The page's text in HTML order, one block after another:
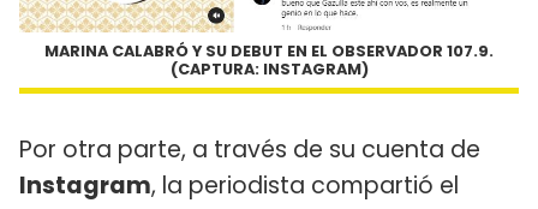
MARINA CALABRÓ Y SU DEBUT EN EL OBSERVADOR 107.9.
(CAPTURA: INSTAGRAM)
Por otra parte, a través de su cuenta de
Instagram, la periodista compartió el